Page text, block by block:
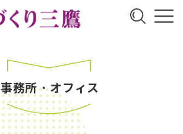
事務所・オフィス